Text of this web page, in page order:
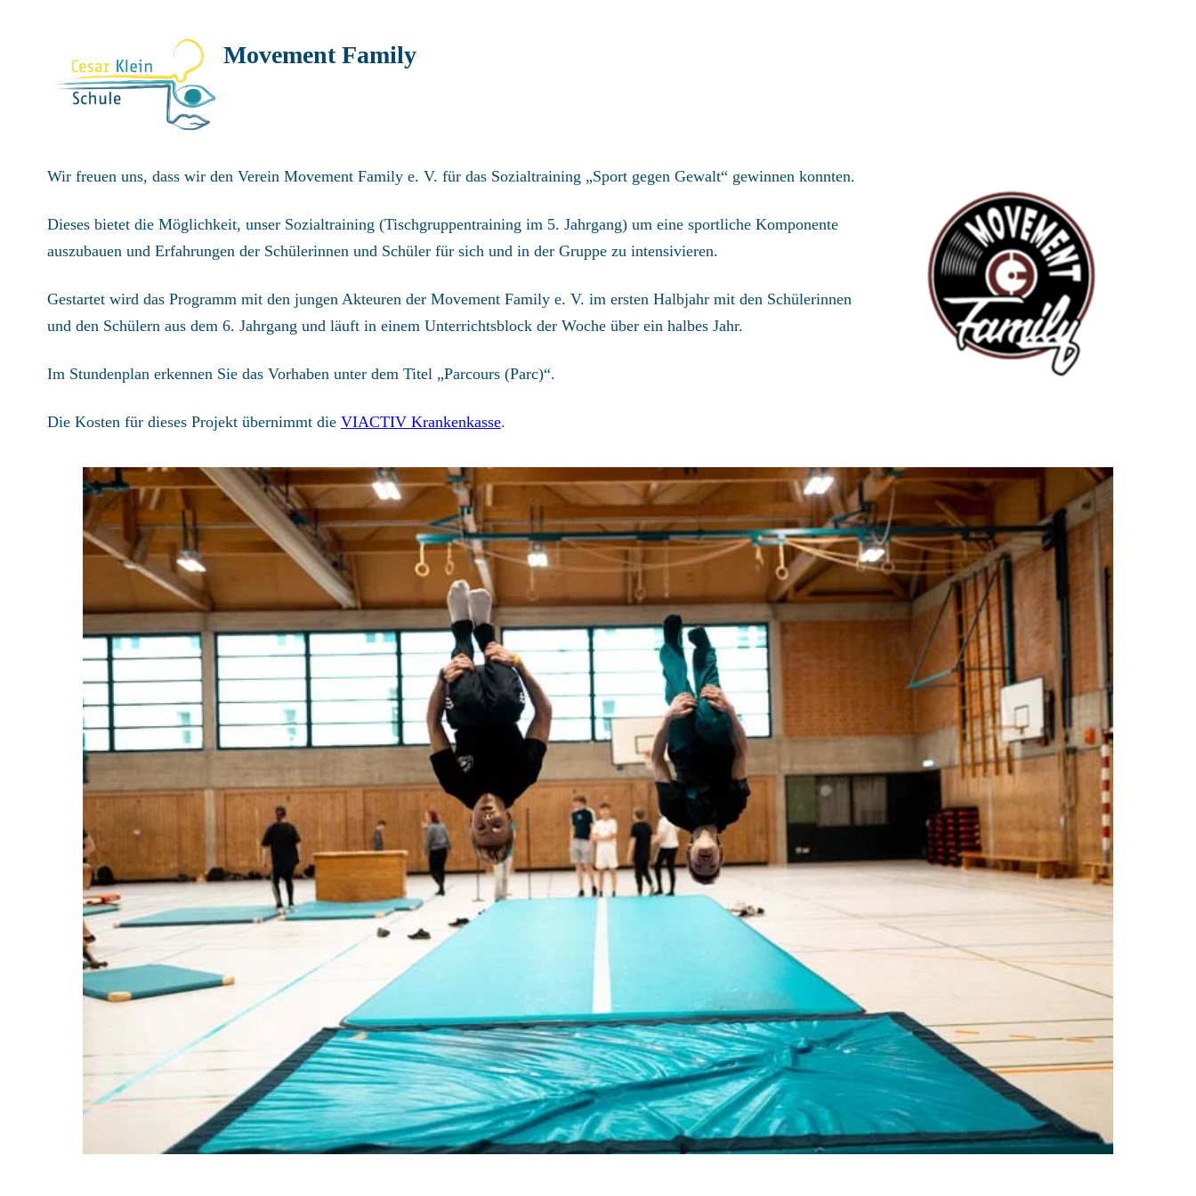
Movement Family
Wir freuen uns, dass wir den Verein Movement Family e. V. für das Sozialtraining „Sport gegen Gewalt“ gewinnen konnten.
Dieses bietet die Möglichkeit, unser Sozialtraining (Tischgruppentraining im 5. Jahrgang) um eine sportliche Komponente
auszubauen und Erfahrungen der Schülerinnen und Schüler für sich und in der Gruppe zu intensivieren.
Gestartet wird das Programm mit den jungen Akteuren der Movement Family e. V. im ersten Halbjahr mit den Schülerinnen
und den Schülern aus dem 6. Jahrgang und läuft in einem Unterrichtsblock der Woche über ein halbes Jahr.
Im Stundenplan erkennen Sie das Vorhaben unter dem Titel „Parcours (Parc)“.
Die Kosten für dieses Projekt übernimmt die VIACTIV Krankenkasse.